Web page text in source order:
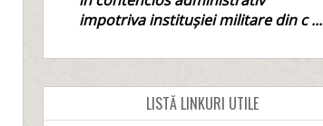
impotriva institușiei militare din c ...
LISTĂ LINKURI UTILE